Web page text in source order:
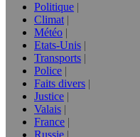
Politique
Climat
Météo
Etats-Unis
Transports
Police
Faits divers
Justice
Valais
France
Russie